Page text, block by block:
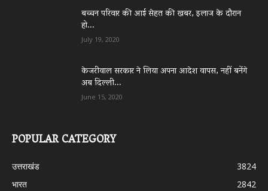
बच्चन परिवार की आई सेहत की खबर, इलाज के दौरान
हो...
July 19, 2020
केजरीवाल सरकार ने लिया अपना आदेश वापस, नहीं बनेंगे
अब दिल्ली...
June 15, 2020
POPULAR CATEGORY
उत्तराखंड
3824
भारत
2842